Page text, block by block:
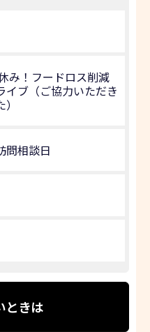
み！フードロス削減
イブ（ご協力いただき
問相談日
ときは